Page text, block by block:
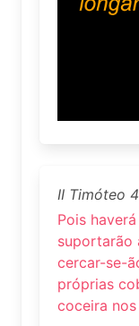
II Timóteo
Pois
suportarão
cercar-se-
próprias
coceira